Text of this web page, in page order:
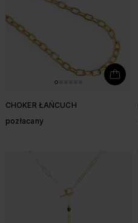
CHOKER ŁAŃCUCH
pozłacany